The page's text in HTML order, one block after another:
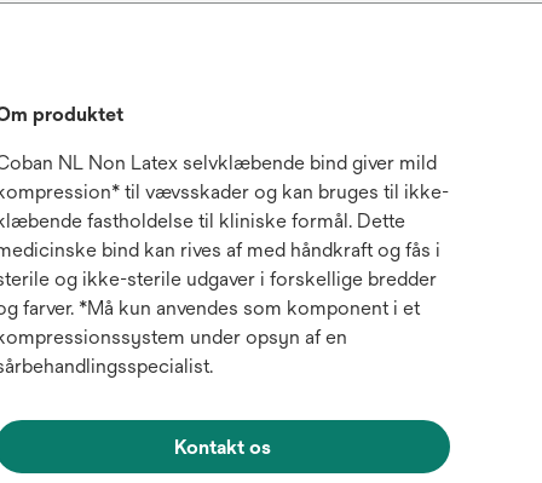
produktet
NL Non Latex selvklæbende bind giver mild
til vævsskader og kan bruges til ikke-
fastholdelse til kliniske formål. Dette
bind kan rives af med håndkraft og fås i
og ikke-sterile udgaver i forskellige bredder
farver. *Må kun anvendes som komponent i et
under opsyn af en
Kontakt os